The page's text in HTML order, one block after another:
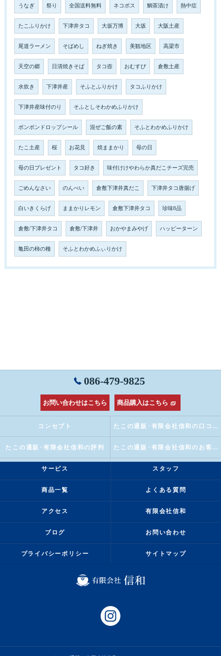
うなぎ 祭り 全国送料無料 ネコポス 鯛茶漬け 熱中症
たこふりかけ 下津井タコ 大坂万博 大坂 大阪土産
尾道ラーメン そばめし ねぎ焼き 美観地区 高梁市
天空の郷 日清焼きそば タコ壺 おむすび 倉敷土産
水炊き 下津井産 そふとふりかけ タコふりかけ
下津井産味付のり そふとしそわかめふりかけ
ボンボンドロップシール 混ぜご飯の素 そふとわかめふりかけ
たこ土産 桜 お花見 焼ままかり 母の日
母の日プレゼント タコ好き 味付けけやわらか真だこチーズ完売
ごめんなさい のんべい 倉敷下津井真だこ 下津井タコ唐揚げ
白いきくらげ ままかりレモン 倉敷下津井タコ 珍味8品
倉敷/下津井タコ 倉敷/下津井 おかやまみやげ ハッピーターン
亀田の柿の種 そふとわかめふぃりかけ
086-479-9825
お問い合わせはこちら 商品購入はこちら
コンセプト たこの通販･有限会社信和の口コミ情報
たこの通販･有限会社信和の評判 たこの通販･有限会社信和のお客様の声
サービス スタッフ
商品一覧 よくある質問
アクセス 有限会社信和
ブログ お問い合わせ
プライバシーポリシー サイトマップ